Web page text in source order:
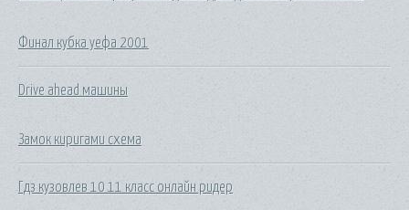
Финал кубка уефа 2001
Drive ahead машины
Замок киригами схема
Гдз кузовлев 10 11 класс онлайн ридер